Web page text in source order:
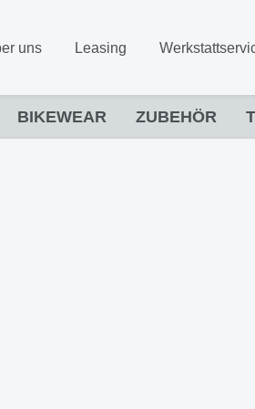
uns Leasing
BIKEWEAR ZUBEHÖR